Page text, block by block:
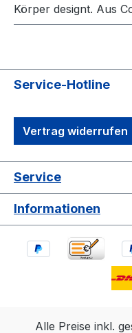
Körper designt. Aus
Service-Hotline
Vertrag widerrufen
Service
Informationen
Alle Preise inkl.